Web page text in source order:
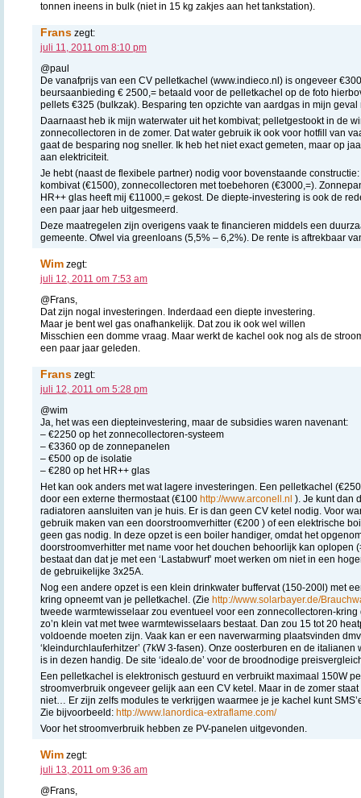
tonnen ineens in bulk (niet in 15 kg zakjes aan het tankstation).
Frans zegt:
juli 11, 2011 om 8:10 pm
@paul
De vanafprijs van een CV pelletkachel (www.indieco.nl) is ongeveer
beursaanbieding € 2500,= betaald voor de pelletkachel op de foto
pellets €325 (bulkzak). Besparing ten opzichte van aardgas in mijn
Daarnaast heb ik mijn waterwater uit het kombivat; pelletgestookt in de
zonnecollectoren in de zomer. Dat water gebruik ik ook voor hotfill van
gaat de besparing nog sneller. Ik heb het niet exact gemeten, maar op
aan elektriciteit.
Je hebt (naast de flexibele partner) nodig voor bovenstaande
kombivat (€1500), zonnecollectoren met toebehoren (€3000,=).
HR++ glas heeft mij €11000,= gekost. De diepte-investering is ook de
een paar jaar heb uitgesmeerd.
Deze maatregelen zijn overigens vaak te financieren middels een
gemeente. Ofwel via greenloans (5,5% – 6,2%). De rente is aftrekbaar
Wim zegt:
juli 12, 2011 om 7:53 am
@Frans,
Dat zijn nogal investeringen. Inderdaad een diepte investering.
Maar je bent wel gas onafhankelijk. Dat zou ik ook wel willen
Misschien een domme vraag. Maar werkt de kachel ook nog als de
een paar jaar geleden.
Frans zegt:
juli 12, 2011 om 5:28 pm
@wim
Ja, het was een diepteinvestering, maar de subsidies waren navenant:
– €2250 op het zonnecollectoren-systeem
– €3360 op de zonnepanelen
– €500 op de isolatie
– €280 op het HR++ glas
Het kan ook anders met wat lagere investeringen. Een pelletkachel
door een externe thermostaat (€100 http://www.arconell.nl ). Je kunt dan
radiatoren aansluiten van je huis. Er is dan geen CV ketel nodig. Voor
gebruik maken van een doorstroomverhitter (€200 ) of een elektrische
geen gas nodig. In deze opzet is een boiler handiger, omdat het
doorstroomverhitter met name voor het douchen behoorlijk kan oplopen
bestaat dan dat je met een ‘Lastabwurf’ moet werken om niet in een
de gebruikelijke 3x25A.
Nog een andere opzet is een klein drinkwater buffervat (150-200l) met
kring opneemt van je pelletkachel. (Zie http://www.solarbayer.de/
tweede warmtewisselaar zou eventueel voor een zonnecollectoren-
zo’n klein vat met twee warmtewisselaars bestaat. Dan zou 15 tot 20
voldoende moeten zijn. Vaak kan er een naverwarming plaatsvinden dmv
‘kleindurchlauferhitzer’ (7kW 3-fasen). Onze oosterburen en de italianen
is in dezen handig. De site ‘idealo.de’ voor de broodnodige
Een pelletkachel is elektronisch gestuurd en verbruikt maximaal 150W
stroomverbruik ongeveer gelijk aan een CV ketel. Maar in de zomer
niet… Er zijn zelfs modules te verkrijgen waarmee je je kachel kunt
Zie bijvoorbeeld: http://www.lanordica-extraflame.com/
Voor het stroomverbruik hebben ze PV-panelen uitgevonden.
Wim zegt:
juli 13, 2011 om 9:36 am
@Frans,